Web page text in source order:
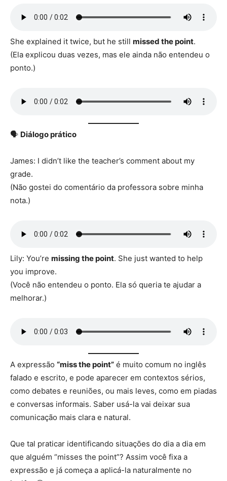
She explained it twice, but he still missed the point.
(Ela explicou duas vezes, mas ele ainda não entendeu o
ponto.)
🗣️ Diálogo prático
James: I didn’t like the teacher’s comment about my
grade.
(Não gostei do comentário da professora sobre minha
nota.)
Lily: You’re missing the point. She just wanted to help
you improve.
(Você não entendeu o ponto. Ela só queria te ajudar a
melhorar.)
A expressão “miss the point” é muito comum no inglês
falado e escrito, e pode aparecer em contextos sérios,
como debates e reuniões, ou mais leves, como em piadas
e conversas informais. Saber usá-la vai deixar sua
comunicação mais clara e natural.
Que tal praticar identificando situações do dia a dia em
que alguém “misses the point”? Assim você fixa a
expressão e já começa a aplicá-la naturalmente no